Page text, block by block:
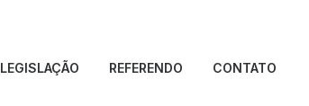
LEGISLAÇÃO REFERENDO CONTATO